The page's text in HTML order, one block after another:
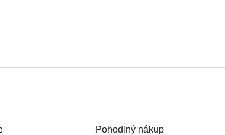
Pohodlný nákup